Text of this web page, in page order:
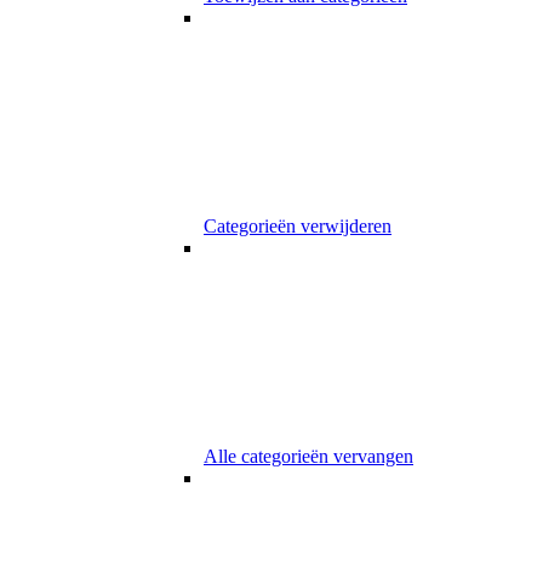
Categorieën verwijderen
Alle categorieën vervangen